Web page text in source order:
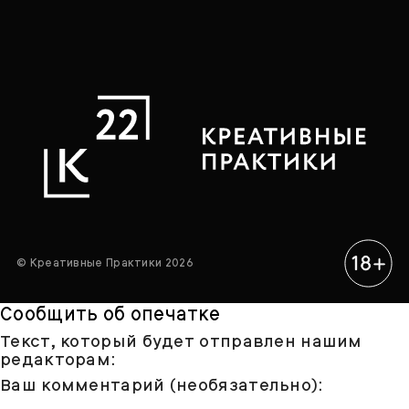
© Креативные Практики 2026
Сообщить об опечатке
Текст, который будет отправлен нашим
редакторам:
Ваш комментарий (необязательно):